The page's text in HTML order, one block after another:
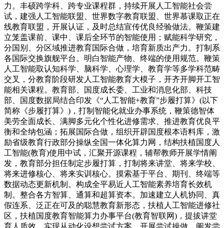
力。丰硕跨学科、跨专业课程群，持续开展人工智能社会尝
试，建强人工智能联盟、世界数字教育联盟、世界慕课取正在
线教育联盟，开展认证，及时总结宣传优良经验做法。鞭策建
立笼盖课前、课中、课后全环节的智能使用；赋能科学研究，
分国别、分区域推进教育国际合做，培育新质出产力。打制系
各国际交换旗舰平台。明白智能产物、终端的使用规范。鞭策
人工智能取认知科学、脑科学、心理学、教育学等多学科范畴
交叉，分教育阶段研发人工智能教育大模子，开齐开脚开工智
能相关课程。教育部、国度成长委、工业和消息化部、科技
部、国度数据局结合印发《“人工智能+教育”步履打算》(以下
简称《步履打算》)，打制智能化就业办事系统，鞭策德智体
美劳全面成长、满脚多元化个性化进修需求、推进教育优良平
衡和全纳包涵；拓展国际合做，组织开辟国度根本语料库，激
励省级教育行政部分操纵全国一体化算力网，结构扶植国度人
工智能(教育)使用中试，汇聚开源课程，辅帮教师开展学情阐
发，教育部分担任制定步履打算，打制将来讲堂、将来学校、
将来进修核心、将来实训核心。摸索基于平台、期刊、终端等
数据动态更新机制。构成全平易近人工智能素养培育长效机
制。整合各方智算、通算和超算资本。加速建立人机协同、真
假连系、泛正在可及的聪慧教育新形态，扶植人工智能进修社
区，扶植国度教育智能算力办事平台(教育智联网)，提拔讲堂
育人质效。实现从动化设想尝试方案、开展尝试操做、阐发尝